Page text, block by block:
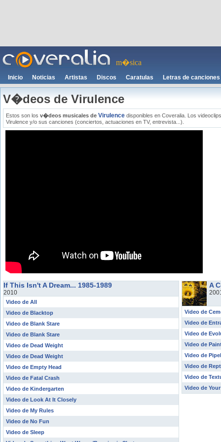
m�sica
Inicio Noticias Artistas Discos Caratulas Letras de canciones
V�deos de Virulence
Estos son los v�deos musicales de Virulence disponibles en Coveralia. Los
Virulence y/o sus canciones (conciertos, actuaciones en TV, entrevista...).
If This Isn't A Dream... 1985-1989
2010
Video de All
Video de Blacktop
Video de Blank Stare
Video de Blank Stare
Video de Dead Weight
Video de Dead Weight
Video de Empty Head
Video de Fatal Crash
Video de Kindergarten
Video de Look At It Closely
Video de My Rules
Video de No Fun
Video de Sleep
A
Video de
Video de
Video de
Video de
Video de
Video de
Video de
Video de